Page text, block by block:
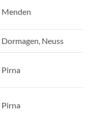
Menden
Dormagen, Neuss
Pirna
Pirna